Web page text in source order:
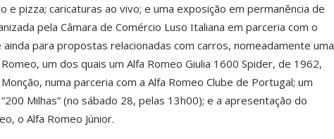
e pizza; caricaturas ao vivo; e uma exposição em permanência de
pela Câmara de Comércio Luso Italiana em parceria com o
para propostas relacionadas com carros, nomeadamente uma
um dos quais um Alfa Romeo Giulia 1600 Spider, de 1962,
numa parceria com a Alfa Romeo Clube de Portugal; um
Milhas” (no sábado 28, pelas 13h00); e a apresentação do
o Alfa Romeo Júnior.